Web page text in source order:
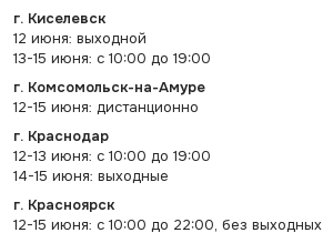
г. Киселевск
12 июня: выходной
13-15 июня: с 10:00 до 19:00
г. Комсомольск-на-Амуре
12-15 июня: дистанционно
г. Краснодар
12-13 июня: с 10:00 до 19:00
14-15 июня: выходные
г. Красноярск
12-15 июня: с 10:00 до 22:00, без выходных